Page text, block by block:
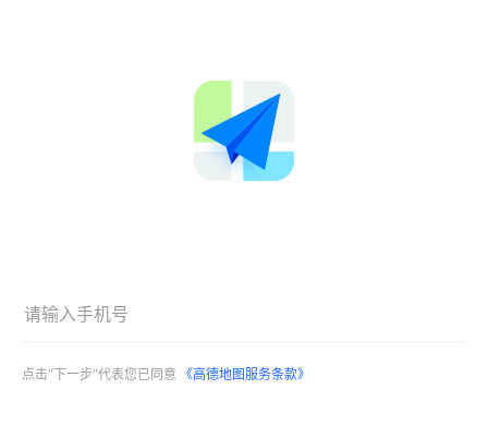
点击"下一步"代表您已同意 《高德地图服务条款》